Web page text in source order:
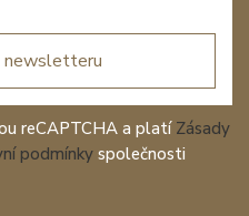
newsletteru
reCAPTCHA a platí Zásady
podmínky společnosti